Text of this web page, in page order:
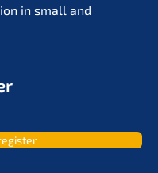
in small and